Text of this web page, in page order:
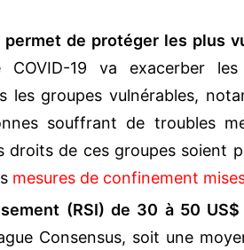
de protéger les plus
19 va exacerber les
les groupes vulnérables,
souffrant de troubles
droits de ces groupes soient
mesures de confinement
(RSI) de 30 à 50
Consensus, soit une